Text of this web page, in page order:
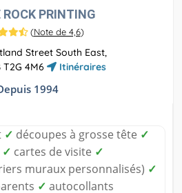
PRINTING
(Note de 4,6)
Street South East,
4M6
Itinéraires
1994
✓ découpes à grosse tête ✓
✓ cartes de visite ✓
muraux personnalisés) ✓
✓ autocollants